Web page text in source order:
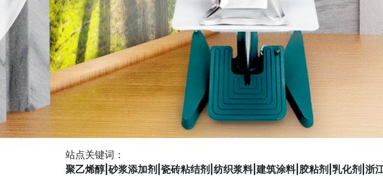
站点关键词：
聚乙烯醇|砂浆添加剂|瓷砖粘结剂|纺织浆料|建筑涂料|胶粘剂|乳化剂|浙